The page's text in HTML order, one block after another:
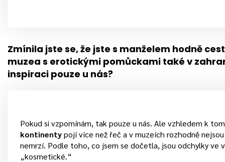
Zmínila jste se, že jste s manželem hodně
muzea s erotickými pomůckami také v
inspiraci pouze u nás?
Pokud si vzpomínám, tak pouze u nás. Ale vzhledem k
kontinentypojí více než řeč a v muzeích rozhodně
nemrzí. Podle toho, co jsem se dočetla, jsou odchylky ve
„kosmetické.“